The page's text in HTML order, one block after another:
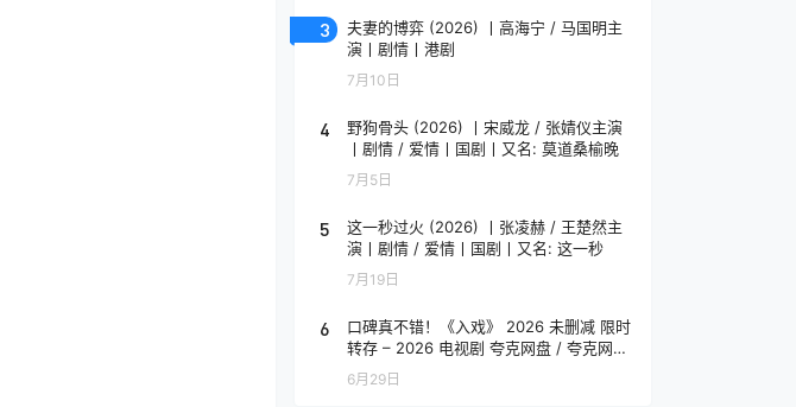
3
夫妻的博弈 (2026) 丨高海宁 / 马国明主
演丨剧情丨港剧
7月10日
4
野狗骨头 (2026) 丨宋威龙 / 张婧仪主演
丨剧情 / 爱情丨国剧丨又名: 莫道桑榆晚
7月5日
5
这一秒过火 (2026) 丨张凌赫 / 王楚然主
演丨剧情 / 爱情丨国剧丨又名: 这一秒
7月19日
6
口碑真不错！《入戏》 2026 未删减 限时
转存 – 2026 电视剧 夸克网盘 / 夸克网盘
高清转存
6月29日